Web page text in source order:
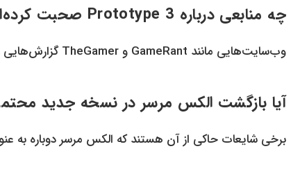
چه منابعی درباره Prototype 3 صحبت کرده‌اند؟
وب‌سایت‌هایی مانند GameRant و TheGamer گزارش‌هایی غیررسمی در این باره منتشر کرده‌اند که هنوز قابل استناد قطعی نیستند.
آیا بازگشت الکس مرسر در نسخه جدید
برخی شایعات حاکی از آن هستند که الکس مرسر دوباره